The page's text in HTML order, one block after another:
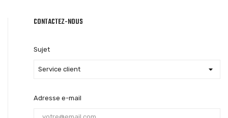
CONTACTEZ-NOUS
Sujet
Adresse e-mail